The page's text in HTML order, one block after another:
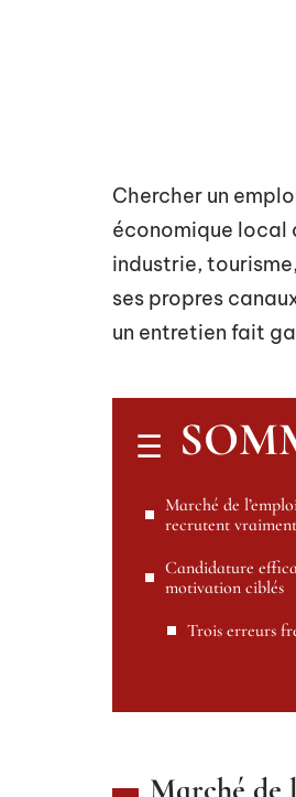
Chercher un
économique local
industrie,
ses propres
un entretien fait
Marché de
recrutent vraiment
Candidature
motivation ciblés
Trois erreurs
Marché de